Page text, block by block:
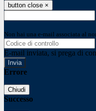
button close ×
Non hai una e-mail associata al
E-mail inviata, si prega di
Errore
Chiudi
Successo